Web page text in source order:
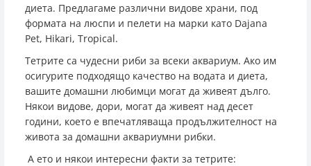
диета. Предлагаме различни видове храни, под
формата на люспи и пелети на марки като Dajana
Pet, Hikari, Tropical.
Тетрите са чудесни риби за всеки аквариум. Ако им
осигурите подходящо качество на водата и диета,
вашите домашни любимци могат да живеят дълго.
Някои видове, дори, могат да живеят над десет
години, което е впечатляваща продължителност на
живота за домашни аквариумни рибки.
А ето и някои интересни факти за тетрите: